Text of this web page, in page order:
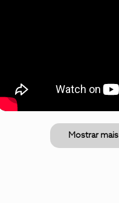
Mostrar mais